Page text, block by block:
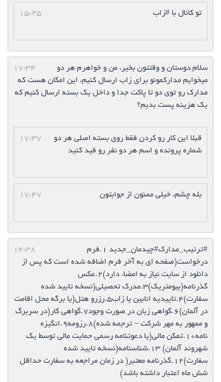
15:25 تو کانال با #زاب
17:34
سلام دوستان و وقتتون بخیر، من و خواهرم هر دو
میخوایم مدارکمونو برای زاب ارسال کنیم، این امکان هست که
مدارک رو توی دو تا پاکت جدا و داخل یک بسته ارسال کنیم که
یک هزینه پست بدیم؟
17:37
قبلا این کار‌ رو کردن فقط روی بسته اصلی هر دو
شماره پرونده و اسم هر دو نفر رو قید کنید
17:47 بله چشم، خیلی ممنون از جوابتون
14:38
#ترتیب_مدارک#چيدمان_جدید ۱.فرم
درخواست(صفحه اى به آخر فرم اضافه شده است كه پس از
دانلود از سايت نياز به امضاء دارد)۲.عکس
گذرنامه(بيومتريك)۳.مدرک تحصیلی(نسخه تاييد شده
سفارت)۴.تاییدیه انابین یا زاب5.رزرو هتل(يا برگه محل اقامت
در آلمان)6.گواهی زبان در صورت وجود7.گواهی کار(در سربرگ
و ممهور به مهر شركت – ترجمه شده)8.رزومه9.انگیزه
نامه10.تمکن مالی(يا دعوتنامه رسمى حمايت مالى توسط يك
شهروند آلمان) 13.شناسنامه(نسخه تاييد شده
سفارت)۱2.گذرنامه معتبر( در زمان مراجعه به سفارت حداقل
شش ماه اعتبار داشته باشد)